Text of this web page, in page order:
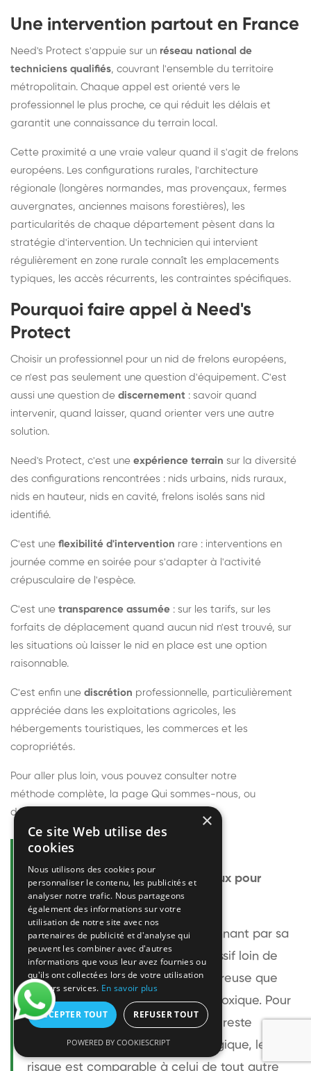
Une intervention partout en France
Need's Protect s'appuie sur un réseau national de
techniciens qualifiés, couvrant l'ensemble du territoire
métropolitain. Chaque appel est orienté vers le
professionnel le plus proche, ce qui réduit les délais et
garantit une connaissance du terrain local.
Cette proximité a une vraie valeur quand il s'agit de frelons
européens. Les configurations rurales, l'architecture
régionale (longères normandes, mas provençaux, fermes
auvergnates, anciennes maisons forestières), les
particularités de chaque département pèsent dans la
stratégie d'intervention. Un technicien qui intervient
régulièrement en zone rurale connaît les emplacements
typiques, les accès récurrents, les contraintes spécifiques.
Pourquoi faire appel à Need's
Protect
Choisir un professionnel pour un nid de frelons européens,
ce n'est pas seulement une question d'équipement. C'est
aussi une question de discernement : savoir quand
intervenir, quand laisser, quand orienter vers une autre
solution.
Need's Protect, c'est une expérience terrain sur la diversité
des configurations rencontrées : nids urbains, nids ruraux,
nids en hauteur, nids en cavité, frelons isolés sans nid
identifié.
C'est une flexibilité d'intervention rare : interventions en
journée comme en soirée pour s'adapter à l'activité
crépusculaire de l'espèce.
C'est une transparence assumée : sur les tarifs, sur les
forfaits de déplacement quand aucun nid n'est trouvé, sur
les situations où laisser le nid en place est une option
raisonnable.
C'est enfin une discrétion professionnelle, particulièrement
appréciée dans les exploitations agricoles, les
hébergements touristiques, les commerces et les
copropriétés.
Pour aller plus loin, vous pouvez consulter notre
méthode complète, la page Qui sommes-nous, ou
découvrir
Questions fréquentes
Le frelon européen est-il dangereux pour
l'homme ?
Le frelon européen est impressionnant par sa
taille mais relativement peu agressif loin de
son nid. Sa piqûre est plus douloureuse que
celle d'une guêpe sans être plus toxique. Pour
une personne non allergique, elle reste
bénigne. Pour une personne allergique, le
risque est comparable à celui de tout autre
×
Ce site Web utilise des
cookies
Nous utilisons des cookies pour
personnaliser le contenu, les publicités et
analyser notre trafic. Nous partageons
également des informations sur votre
utilisation de notre site avec nos
partenaires de publicité et d'analyse qui
peuvent les combiner avec d'autres
informations que vous leur avez fournies ou
qu'ils ont collectées lors de votre utilisation
de leurs services. En savoir plus
ACCEPTER TOUT REFUSER TOUT
POWERED BY COOKIESCRIPT